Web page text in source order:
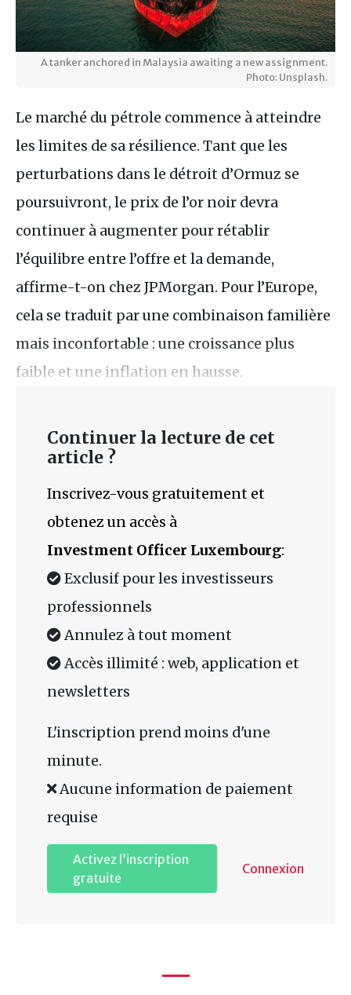
A tanker anchored in Malaysia awaiting a new assignment.
Photo: Unsplash.
Le marché du pétrole commence à atteindre
les limites de sa résilience. Tant que les
perturbations dans le détroit d’Ormuz se
poursuivront, le prix de l’or noir devra
continuer à augmenter pour rétablir
l’équilibre entre l’offre et la demande,
affirme-t-on chez JPMorgan. Pour l’Europe,
cela se traduit par une combinaison familière
mais inconfortable : une croissance plus
faible et une inflation en hausse.
Continuer la lecture de cet
article ?
Inscrivez-vous gratuitement et
obtenez un accès à
Investment Officer Luxembourg:
Exclusif pour les investisseurs
professionnels
Annulez à tout moment
Accès illimité : web, application et
newsletters
L'inscription prend moins d'une
minute.
Aucune information de paiement
requise
Activez l’inscription
gratuite
Connexion